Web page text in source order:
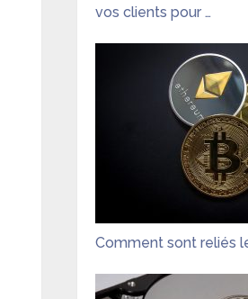
vos clients pour …
Comment sont reliés